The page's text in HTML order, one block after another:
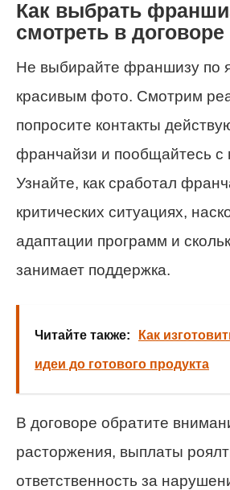
Как выбрать
смотреть в договоре
Не выбирайте франшизу по
красивым фото. Смотрим
попросите контакты
франчайзи и пообщайтесь с
Узнайте, как сработал
критических ситуациях,
адаптации программ и
занимает поддержка.
Читайте также: Как
идеи до готового продукта
В договоре обратите
расторжения, выплаты
ответственность за